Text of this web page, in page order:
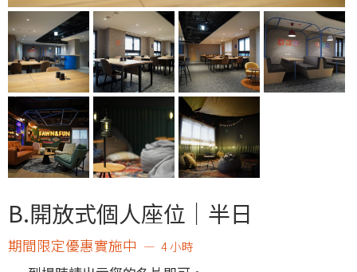
B.開放式個人座位｜半日
期間限定優惠實施中 4 小時